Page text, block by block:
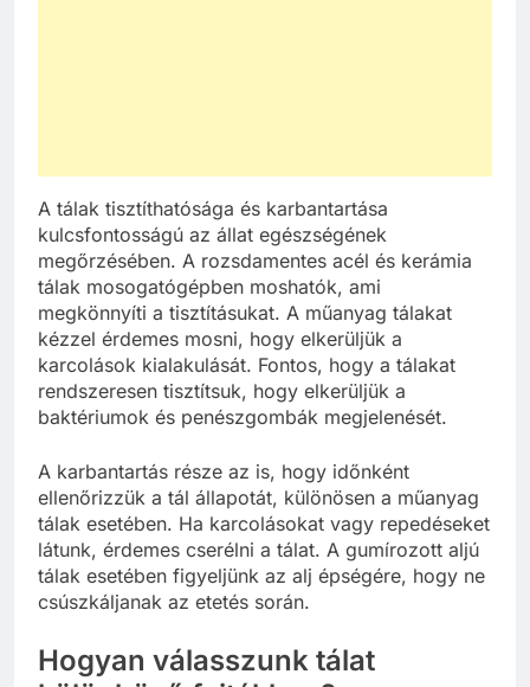
A tálak tisztíthatósága és karbantartása
kulcsfontosságú az állat egészségének
megőrzésében. A rozsdamentes acél és kerámia
tálak mosogatógépben moshatók, ami
megkönnyíti a tisztításukat. A műanyag tálakat
kézzel érdemes mosni, hogy elkerüljük a
karcolások kialakulását. Fontos, hogy a tálakat
rendszeresen tisztítsuk, hogy elkerüljük a
baktériumok és penészgombák megjelenését.
A karbantartás része az is, hogy időnként
ellenőrizzük a tál állapotát, különösen a műanyag
tálak esetében. Ha karcolásokat vagy repedéseket
látunk, érdemes cserélni a tálat. A gumírozott aljú
tálak esetében figyeljünk az alj épségére, hogy ne
csúszkáljanak az etetés során.
Hogyan válasszunk tálat